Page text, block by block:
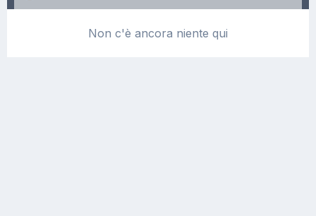
Non c'è ancora niente qui